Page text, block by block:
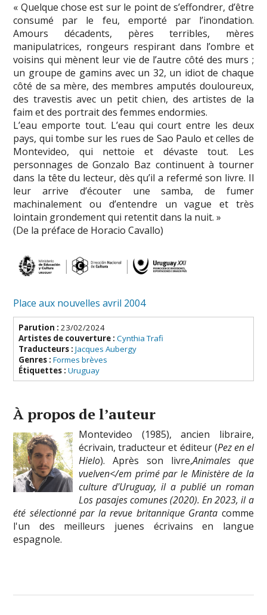
« Quelque chose est sur le point de s’effondrer, d’être
consumé par le feu, emporté par l’inondation.
Amours décadents, pères terribles, mères
manipulatrices, rongeurs respirant dans l’ombre et
voisins qui mènent leur vie de l’autre côté des murs ;
un groupe de gamins avec un 32, un idiot de chaque
côté de sa mère, des membres amputés douloureux,
des travestis avec un petit chien, des artistes de la
faim et des portrait des femmes endormies.
L’eau emporte tout. L’eau qui court entre les deux
pays, qui tombe sur les rues de Sao Paulo et celles de
Montevideo, qui nettoie et dévaste tout. Les
personnages de Gonzalo Baz continuent à tourner
dans la tête du lecteur, dès qu’il a refermé son livre. Il
leur arrive d’écouter une samba, de fumer
machinalement ou d’entendre un vague et très
lointain grondement qui retentit dans la nuit. »
(De la préface de Horacio Cavallo)
Place aux nouvelles avril 2004
Parution : 23/02/2024
Artistes de couverture : Cynthia Trafi
Traducteurs : Jacques Aubergy
Genres : Formes brèves
Étiquettes : Uruguay
À propos de l’auteur
Montevideo (1985), ancien libraire,
écrivain, traducteur et éditeur (Pez en el
Hielo). Après son livre,Animales que
vuelven</em primé par le Ministère de la
culture d'Uruguay, il a publié un roman
Los pasajes comunes(2020). En 2023, il a
été sélectionné par la revue britannique Granta comme
l'un des meilleurs juenes écrivains en langue
espagnole.